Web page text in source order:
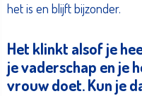
het is en blijft bijzonder.
Het klinkt alsof je
je vaderschap en je
vrouw doet. Kun je